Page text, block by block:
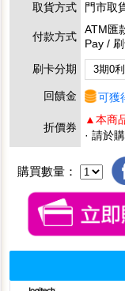
取貨方式 門市取
付款方式
ATM匯
Pay /
刷卡分期
3期0
回饋金 可獲
折價券
▲本商
· 請於
購買數量：